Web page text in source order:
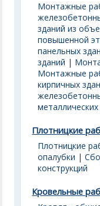
Монтажные
зданий из
повышенной
панельных
зданий |
Монтажные
кирпичных
Плотницкие
Плотницкие
опалубки |
конструкций
Кровельные